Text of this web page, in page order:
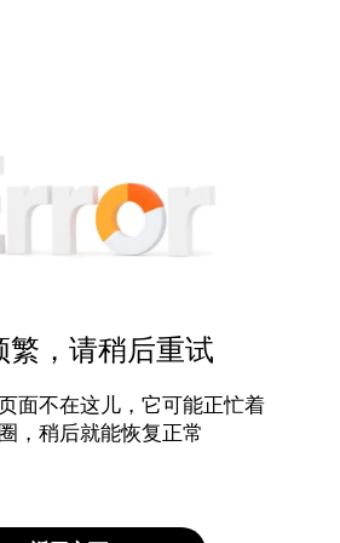
繁，请稍后重试
面不在这儿，它可能正忙着
，稍后就能恢复正常